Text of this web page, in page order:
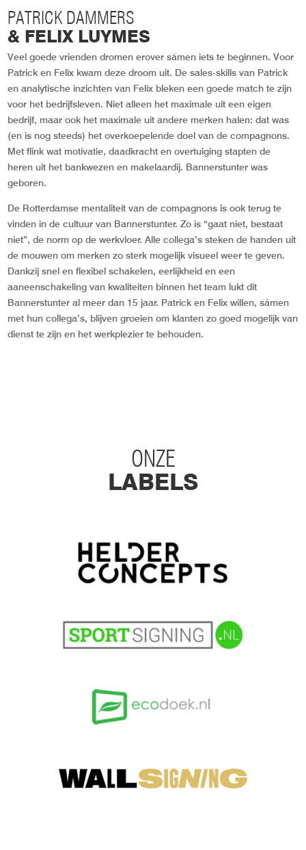
PATRICK DAMMERS
& FELIX LUYMES
Veel goede vrienden dromen erover sámen iets te beginnen. Voor
Patrick en Felix kwam deze droom uit. De sales-skills van Patrick
en analytische inzichten van Felix bleken een goede match te zijn
voor het bedrijfsleven. Niet alleen het maximale uit een eigen
bedrijf, maar ook het maximale uit andere merken halen: dat was
(en is nog steeds) het overkoepelende doel van de compagnons.
Met flink wat motivatie, daadkracht en overtuiging stapten de
heren uit het bankwezen en makelaardij. Bannerstunter was
geboren.
De Rotterdamse mentaliteit van de compagnons is ook terug te
vinden in de cultuur van Bannerstunter. Zo is “gaat niet, bestaat
niet”, de norm op de werkvloer. Alle collega’s steken de handen uit
de mouwen om merken zo sterk mogelijk visueel weer te geven.
Dankzij snel en flexibel schakelen, eerlijkheid en een
aaneenschakeling van kwaliteiten binnen het team lukt dit
Bannerstunter al meer dan 15 jaar. Patrick en Felix willen, sámen
met hun collega’s, blijven groeien om klanten zo goed mogelijk van
dienst te zijn en het werkplezier te behouden.
ONZE
LABELS